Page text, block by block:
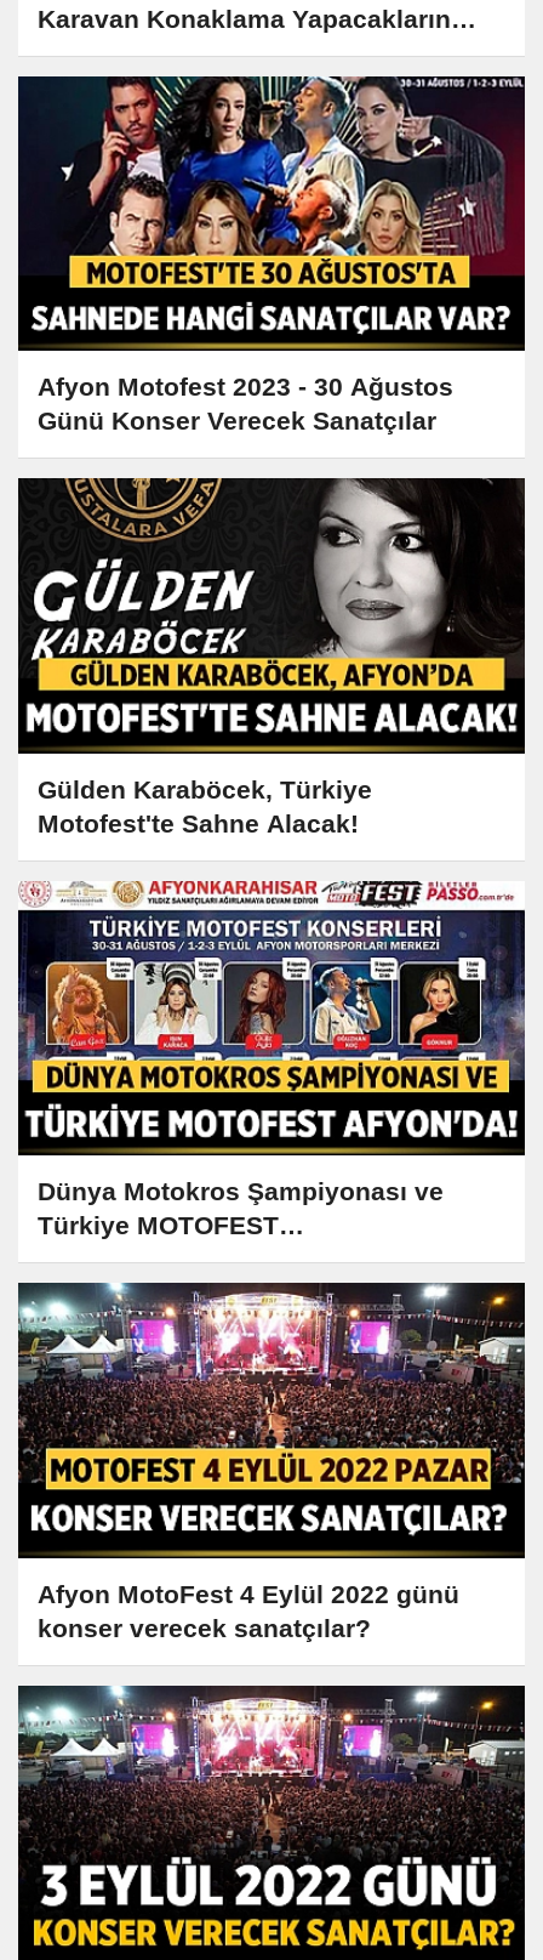
Karavan Konaklama Yapacakların
Dikkatine!
Afyon Motofest 2023 - 30 Ağustos
Günü Konser Verecek Sanatçılar
Gülden Karaböcek, Türkiye
Motofest'te Sahne Alacak!
Dünya Motokros Şampiyonası ve
Türkiye MOTOFEST
Afyonkarahisar'da!
Afyon MotoFest 4 Eylül 2022 günü
konser verecek sanatçılar?